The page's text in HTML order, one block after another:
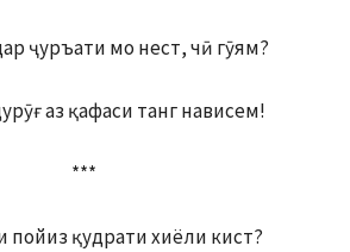
ҷуръати мо нест, чӣ гӯям?
аз қафаси танг нависем!
***
пойиз қудрати хиёли кист?